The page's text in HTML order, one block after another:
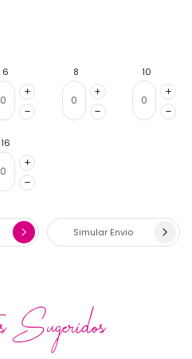
6 8 10
16
Simular Envio